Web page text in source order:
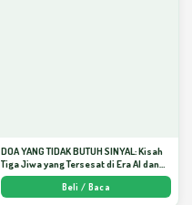
DOA YANG TIDAK BUTUH SINYAL: Kisah
Tiga Jiwa yang Tersesat di Era AI dan
Menemukan Jalan Pulang di Bulan
Ramadhan" - Arda Dinata
Beli / Baca